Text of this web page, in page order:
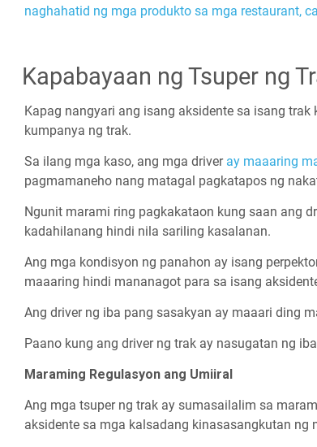
naghahatid ng mga produkto sa mga restaurant,
Kapabayaan ng Tsuper ng
Kapag nangyari ang isang aksidente sa isang
kumpanya ng trak.
Sa ilang mga kaso, ang mga driver ay maaaring
pagmamaneho nang matagal pagkatapos ng
Ngunit marami ring pagkakataon kung saan ang
kadahilanang hindi nila sariling kasalanan.
Ang mga kondisyon ng panahon ay isang
maaaring hindi mananagot para sa isang
Ang driver ng iba pang sasakyan ay maaari ding
Paano kung ang driver ng trak ay nasugatan ng
Maraming Regulasyon ang Umiiral
Ang mga tsuper ng trak ay sumasailalim sa
aksidente sa mga kalsadang kinasasangkutan ng